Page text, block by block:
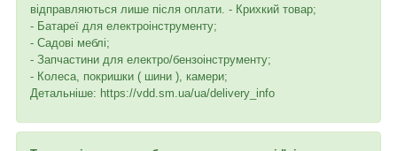
відправляються лише після оплати. - Крихкий товар;
- Батареї для електроінструменту;
- Садові меблі;
- Запчастини для електро/бензоінструменту;
- Колеса, покришки ( шини ), камери;
Детальніше: https://vdd.sm.ua/ua/delivery_info